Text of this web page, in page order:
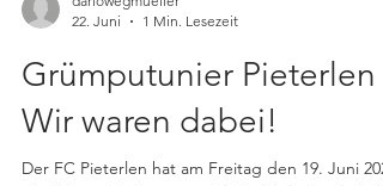
dariowegmueller
22. Juni
1 Min. Lesezeit